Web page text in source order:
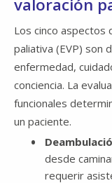
valoración
Los cinco aspectos
paliativa (EVP) son
enfermedad,
conciencia. La
funcionales
un paciente.
desde
requerir